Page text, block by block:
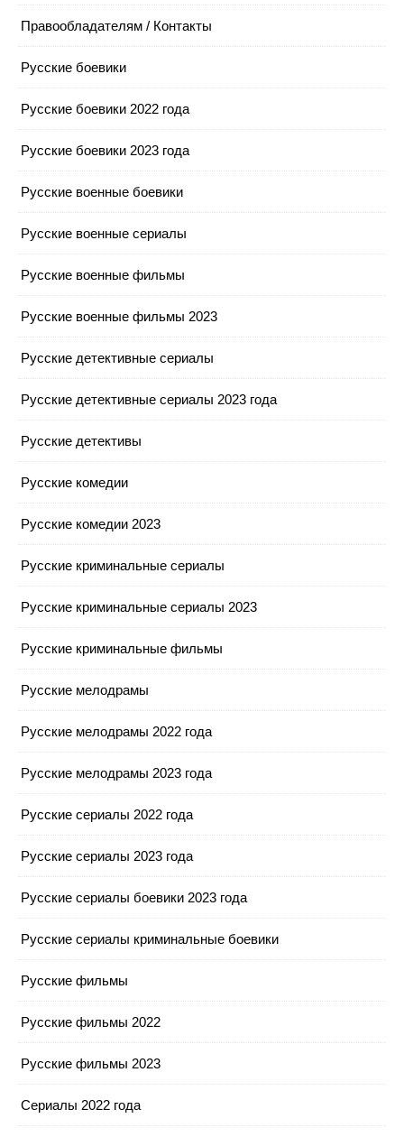
Правообладателям / Контакты
Русские боевики
Русские боевики 2022 года
Русские боевики 2023 года
Русские военные боевики
Русские военные сериалы
Русские военные фильмы
Русские военные фильмы 2023
Русские детективные сериалы
Русские детективные сериалы 2023 года
Русские детективы
Русские комедии
Русские комедии 2023
Русские криминальные сериалы
Русские криминальные сериалы 2023
Русские криминальные фильмы
Русские мелодрамы
Русские мелодрамы 2022 года
Русские мелодрамы 2023 года
Русские сериалы 2022 года
Русские сериалы 2023 года
Русские сериалы боевики 2023 года
Русские сериалы криминальные боевики
Русские фильмы
Русские фильмы 2022
Русские фильмы 2023
Сериалы 2022 года